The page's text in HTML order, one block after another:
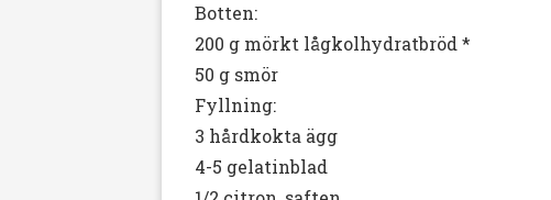
Botten:
200 g mörkt lågkolhydratbröd *
50 g smör
Fyllning:
3 hårdkokta ägg
4-5 gelatinblad